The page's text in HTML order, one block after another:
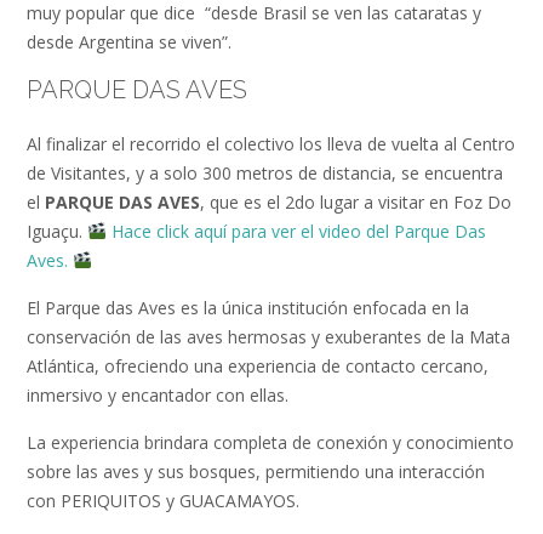
muy popular que dice “desde Brasil se ven las cataratas y
desde Argentina se viven”.
PARQUE DAS AVES
Al finalizar el recorrido el colectivo los lleva de vuelta al Centro
de Visitantes, y a solo 300 metros de distancia, se encuentra
el PARQUE DAS AVES, que es el 2do lugar a visitar en Foz Do
Iguaçu.
Hace click aquí para ver el video del Parque Das
Aves.
El Parque das Aves es la única institución enfocada en la
conservación de las aves hermosas y exuberantes de la Mata
Atlántica, ofreciendo una experiencia de contacto cercano,
inmersivo y encantador con ellas.
La experiencia brindara completa de conexión y conocimiento
sobre las aves y sus bosques, permitiendo una interacción
con PERIQUITOS y GUACAMAYOS.